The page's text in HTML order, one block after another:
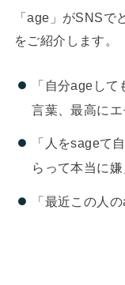
「age」がSNSで
をご紹介します。
「自分ageし
言葉、最高にエ
「人をsageて
らって本当に嫌
「最近この人